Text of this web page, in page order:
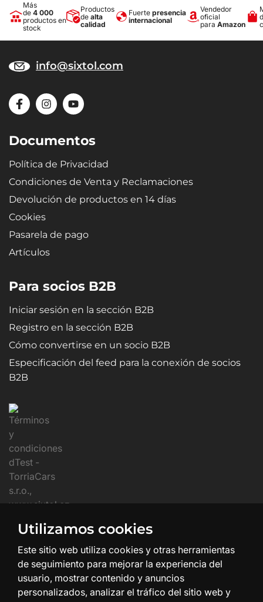
Más
de 4 000
productos en
stock
Productos
de alta
calidad
Fuerte presencia
internacional
Vendedor
oficial
para Amazon
info@sixtol.com
Documentos
Política de Privacidad
Condiciones de Venta y Reclamaciones
Devolución de productos en 14 días
Cookies
Pasarela de pago
Artículos
Para socios B2B
Iniciar sesión en la sección B2B
Registro en la sección B2B
Cómo convertirse en un socio B2B
Especificación del feed para la conexión de socios
B2B
Utilizamos cookies
Este sitio web utiliza cookies y otras herramientas
de seguimiento para mejorar la experiencia del
usuario, mostrar contenido y anuncios
personalizados, analizar el tráfico del sitio web y